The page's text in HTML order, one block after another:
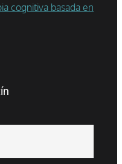
cognitiva basada en